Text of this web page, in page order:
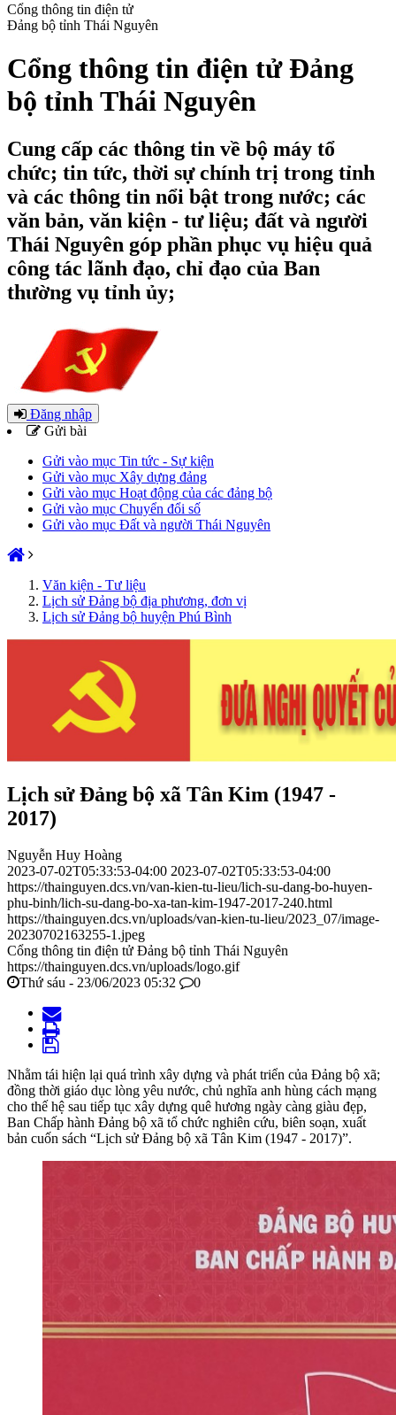
Cổng thông tin điện tử
Đảng bộ tỉnh Thái Nguyên
Cổng thông tin điện tử Đảng
bộ tỉnh Thái Nguyên
Cung cấp các thông tin về bộ máy tổ
chức; tin tức, thời sự chính trị trong tỉnh
và các thông tin nổi bật trong nước; các
văn bản, văn kiện - tư liệu; đất và người
Thái Nguyên góp phần phục vụ hiệu quả
công tác lãnh đạo, chỉ đạo của Ban
thường vụ tỉnh ủy;
Đăng nhập
Gửi bài
Gửi vào mục Tin tức - Sự kiện
Gửi vào mục Xây dựng đảng
Gửi vào mục Hoạt động của các đảng bộ
Gửi vào mục Chuyển đổi số
Gửi vào mục Đất và người Thái Nguyên
Văn kiện - Tư liệu
Lịch sử Đảng bộ địa phương, đơn vị
Lịch sử Đảng bộ huyện Phú Bình
Lịch sử Đảng bộ xã Tân Kim (1947 -
2017)
Nguyễn Huy Hoàng
2023-07-02T05:33:53-04:00 2023-07-02T05:33:53-04:00
https://thainguyen.dcs.vn/van-kien-tu-lieu/lich-su-dang-bo-huyen-
phu-binh/lich-su-dang-bo-xa-tan-kim-1947-2017-240.html
https://thainguyen.dcs.vn/uploads/van-kien-tu-lieu/2023_07/image-
20230702163255-1.jpeg
Cổng thông tin điện tử Đảng bộ tỉnh Thái Nguyên
https://thainguyen.dcs.vn/uploads/logo.gif
Thứ sáu - 23/06/2023 05:32
0
Nhằm tái hiện lại quá trình xây dựng và phát triển của Đảng bộ xã;
đồng thời giáo dục lòng yêu nước, chủ nghĩa anh hùng cách mạng
cho thế hệ sau tiếp tục xây dựng quê hương ngày càng giàu đẹp,
Ban Chấp hành Đảng bộ xã tổ chức nghiên cứu, biên soạn, xuất
bản cuốn sách “Lịch sử Đảng bộ xã Tân Kim (1947 - 2017)”.